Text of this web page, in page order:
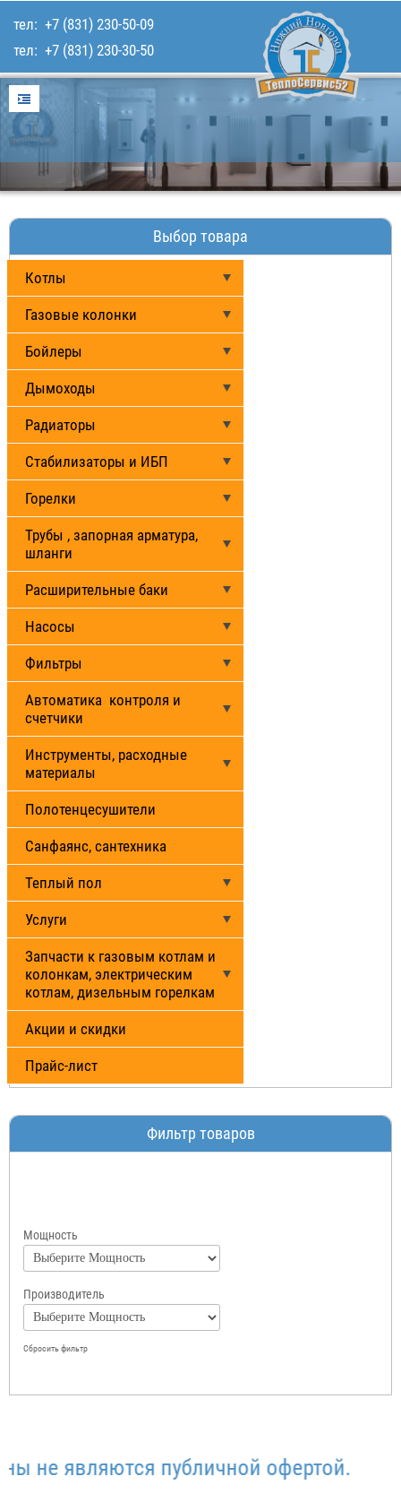
Главная
Услуги
Для покупателей
Каталог товаров
Наши работы
тел: +7 (831) 230-50-09
тел: +7 (831) 230-30-50
Выбор товара
Котлы
Газовые колонки
Бойлеры
Дымоходы
Радиаторы
Стабилизаторы и ИБП
Горелки
Трубы , запорная арматура,
шланги
Расширительные баки
Насосы
Фильтры
Автоматика контроля и
счетчики
Инструменты, расходные
материалы
Полотенцесушители
Санфаянс, сантехника
Теплый пол
Услуги
Запчасти к газовым котлам и
колонкам, электрическим
котлам, дизельным горелкам
Акции и скидки
Прайс-лист
Фильтр товаров
Мощность
Производитель
Сбросить фильтр
не являются публичной офертой.